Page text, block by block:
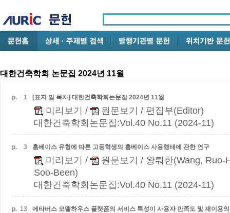
대한건축학회 논문집 2024년 11월
p. 1 [표지 및 목차] 대한건축학회논문집 2024년 11월
미리보기 / 원문보기
/ 편집부(Editor)
대한건축학회논문집:Vol.40 No.11 (2024-11)
p. 3 홈베이스 유형에 따른 고등학생의 홈베이스 사용행태에 관한 연구
미리보기 / 원문보기
/ 왕뤄한(Wang, Ruo-
Soo-Been)
대한건축학회논문집:Vol.40 No.11 (2024-11)
p. 13 메타버스 모델하우스 플랫폼의 서비스 특성이 사용자 만족도 및 재이용